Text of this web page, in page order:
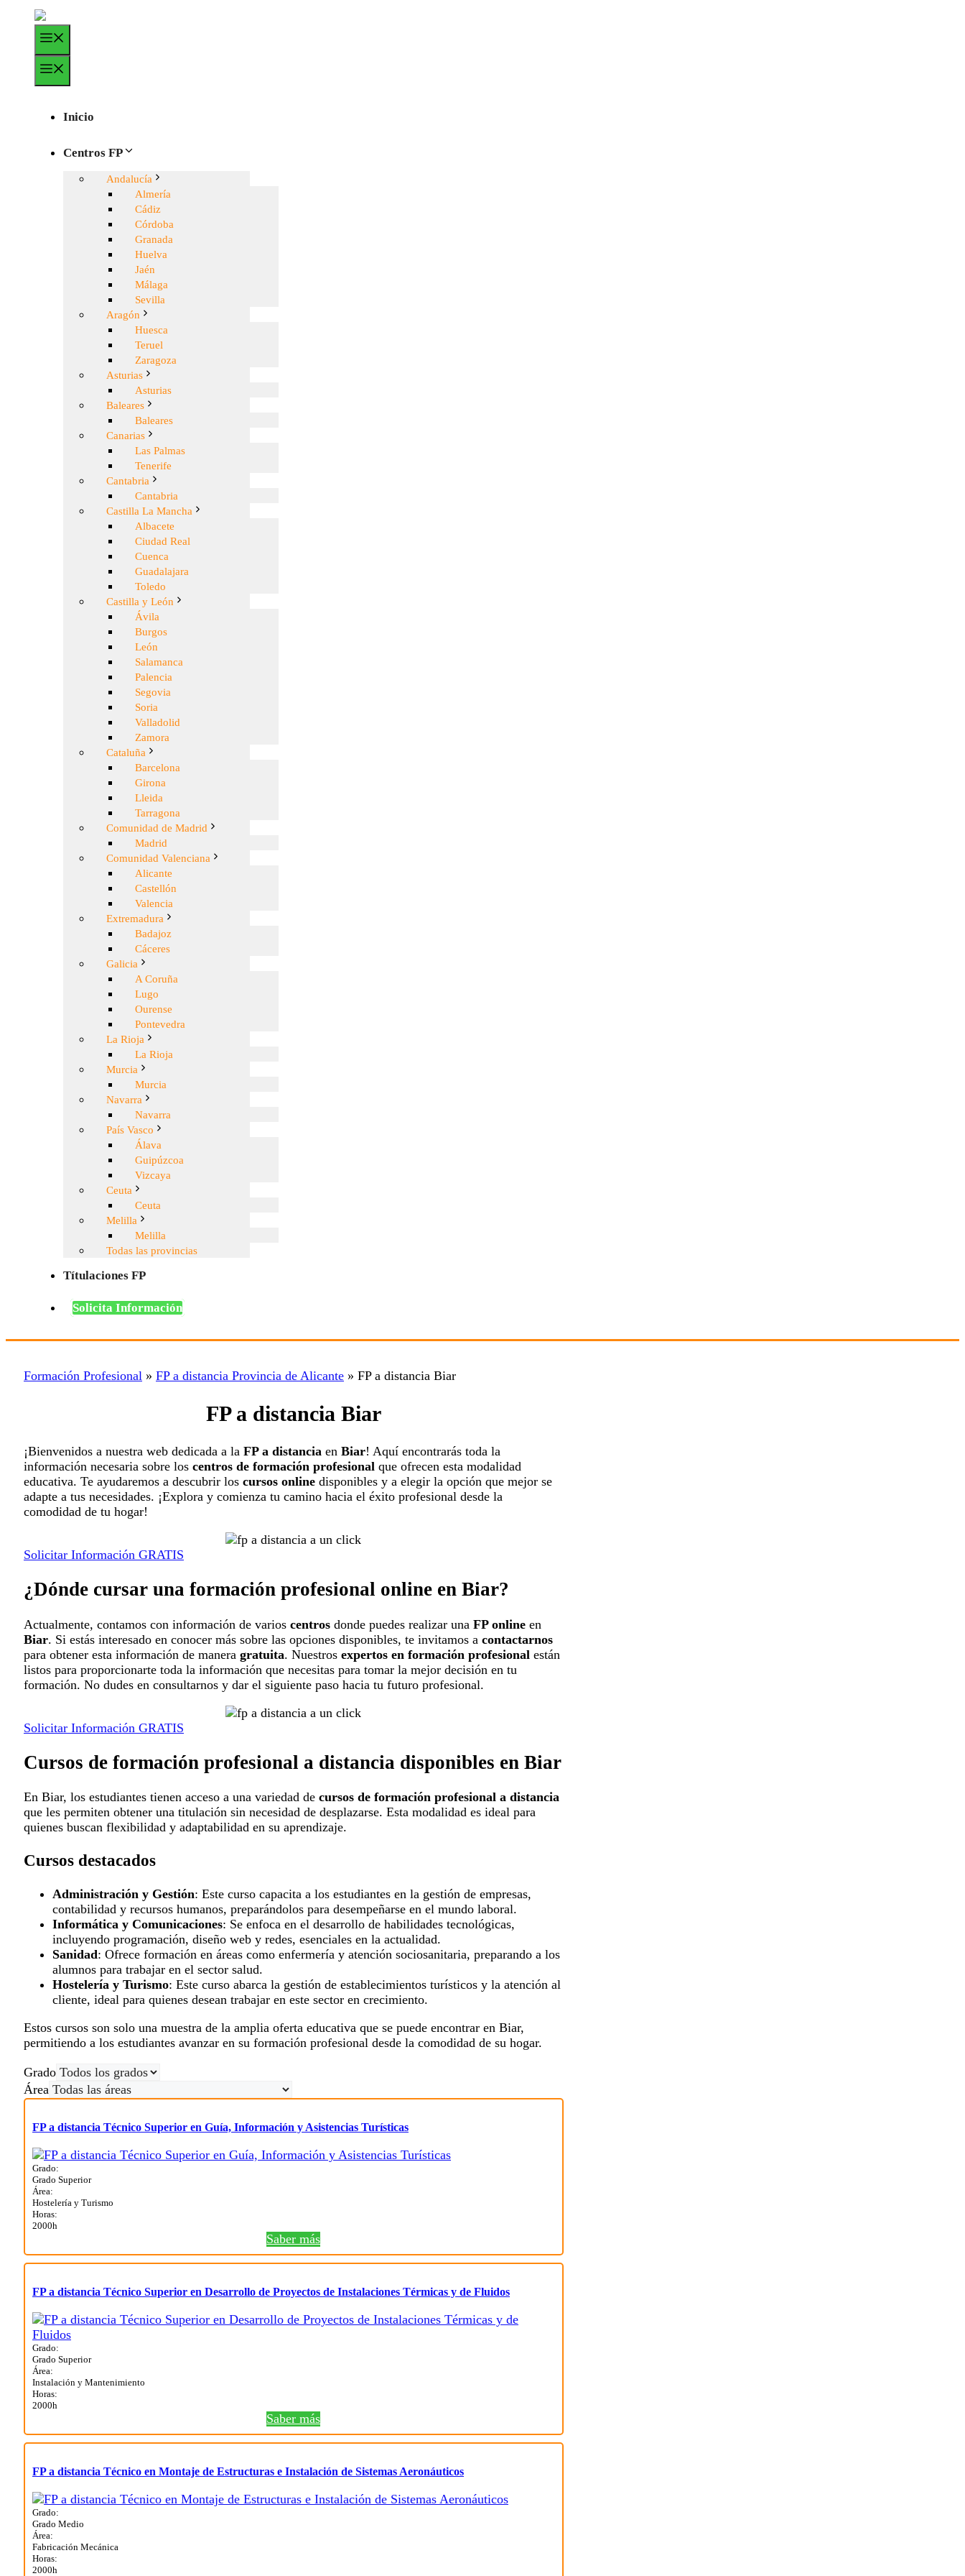
Saltar
contenido
Inicio
Centros FP
Andalucía
Almería
Cádiz
Córdoba
Granada
Huelva
Jaén
Málaga
Sevilla
Aragón
Huesca
Teruel
Zaragoza
Asturias
Asturias
Baleares
Baleares
Canarias
Las Palmas
Tenerife
Cantabria
Cantabria
Castilla La Mancha
Albacete
Ciudad Real
Cuenca
Guadalajara
Toledo
Castilla y León
Ávila
Burgos
León
Salamanca
Palencia
Segovia
Soria
Valladolid
Zamora
Cataluña
Barcelona
Girona
Lleida
Tarragona
Comunidad de Madrid
Madrid
Comunidad Valenciana
Alicante
Castellón
Valencia
Extremadura
Badajoz
Cáceres
Galicia
A Coruña
Lugo
Ourense
Pontevedra
La Rioja
La Rioja
Murcia
Murcia
Navarra
Navarra
País Vasco
Álava
Guipúzcoa
Vizcaya
Ceuta
Ceuta
Melilla
Melilla
Todas las provincias
Títulaciones FP
Solicita Información
Formación Profesional » FP a distancia Provincia de Alicante » FP a distancia Biar
FP a distancia Biar
¡Bienvenidos a nuestra web dedicada a la FP a distancia en Biar! Aquí encontrarás toda la
información necesaria sobre los centros de formación profesional que ofrecen esta modalidad
educativa. Te ayudaremos a descubrir los cursos online disponibles y a elegir la opción que mejor se
adapte a tus necesidades. ¡Explora y comienza tu camino hacia el éxito profesional desde la
comodidad de tu hogar!
Solicitar Información GRATIS
¿Dónde cursar una formación profesional online en Biar?
Actualmente, contamos con información de varios centros donde puedes realizar una FP online en
Biar. Si estás interesado en conocer más sobre las opciones disponibles, te invitamos a contactarnos
para obtener esta información de manera gratuita. Nuestros expertos en formación profesional están
listos para proporcionarte toda la información que necesitas para tomar la mejor decisión en tu
formación. No dudes en consultarnos y dar el siguiente paso hacia tu futuro profesional.
Solicitar Información GRATIS
Cursos de formación profesional a distancia disponibles en Biar
En Biar, los estudiantes tienen acceso a una variedad de cursos de formación profesional a distancia
que les permiten obtener una titulación sin necesidad de desplazarse. Esta modalidad es ideal para
quienes buscan flexibilidad y adaptabilidad en su aprendizaje.
Cursos destacados
Administración y Gestión: Este curso capacita a los estudiantes en la gestión de empresas,
contabilidad y recursos humanos, preparándolos para desempeñarse en el mundo laboral.
Informática y Comunicaciones: Se enfoca en el desarrollo de habilidades tecnológicas,
incluyendo programación, diseño web y redes, esenciales en la actualidad.
Sanidad: Ofrece formación en áreas como enfermería y atención sociosanitaria, preparando a los
alumnos para trabajar en el sector salud.
Hostelería y Turismo: Este curso abarca la gestión de establecimientos turísticos y la atención al
cliente, ideal para quienes desean trabajar en este sector en crecimiento.
Estos cursos son solo una muestra de la amplia oferta educativa que se puede encontrar en Biar,
permitiendo a los estudiantes avanzar en su formación profesional desde la comodidad de su hogar.
Grado
Área
FP a distancia Técnico Superior en Guía, Información y Asistencias Turísticas
Grado:
Grado Superior
Área:
Hostelería y Turismo
Horas:
2000h
Saber más
FP a distancia Técnico Superior en Desarrollo de Proyectos de Instalaciones Térmicas y de Fluidos
Grado:
Grado Superior
Área:
Instalación y Mantenimiento
Horas:
2000h
Saber más
FP a distancia Técnico en Montaje de Estructuras e Instalación de Sistemas Aeronáuticos
Grado:
Grado Medio
Área:
Fabricación Mecánica
Horas:
2000h